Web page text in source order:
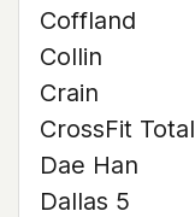
Coffland
Collin
Crain
CrossFit Total
Dae Han
Dallas 5